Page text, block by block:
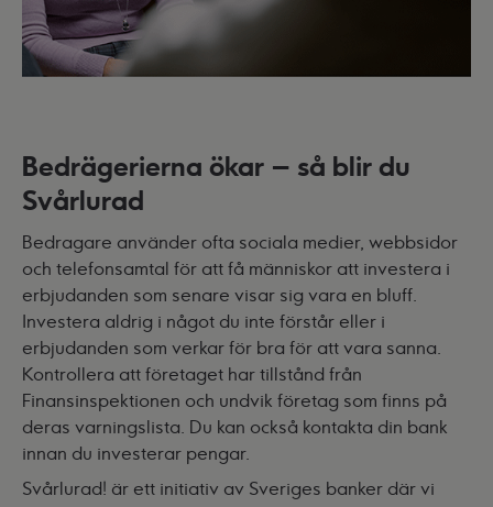
Bedrägerierna ökar – så blir du
Svårlurad
Bedragare använder ofta sociala medier, webbsidor
och telefonsamtal för att få människor att investera i
erbjudanden som senare visar sig vara en bluff.
Investera aldrig i något du inte förstår eller i
erbjudanden som verkar för bra för att vara sanna.
Kontrollera att företaget har tillstånd från
Finansinspektionen och undvik företag som finns på
deras varningslista. Du kan också kontakta din bank
innan du investerar pengar.
Svårlurad! är ett initiativ av Sveriges banker där vi